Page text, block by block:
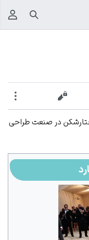
جستجو
تاریخچهنمایش مبدأ
در صنعت طراحی